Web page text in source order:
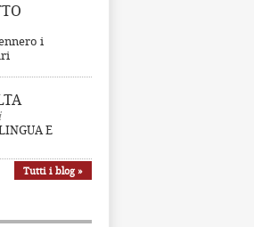
i
E
Tutti i blog »